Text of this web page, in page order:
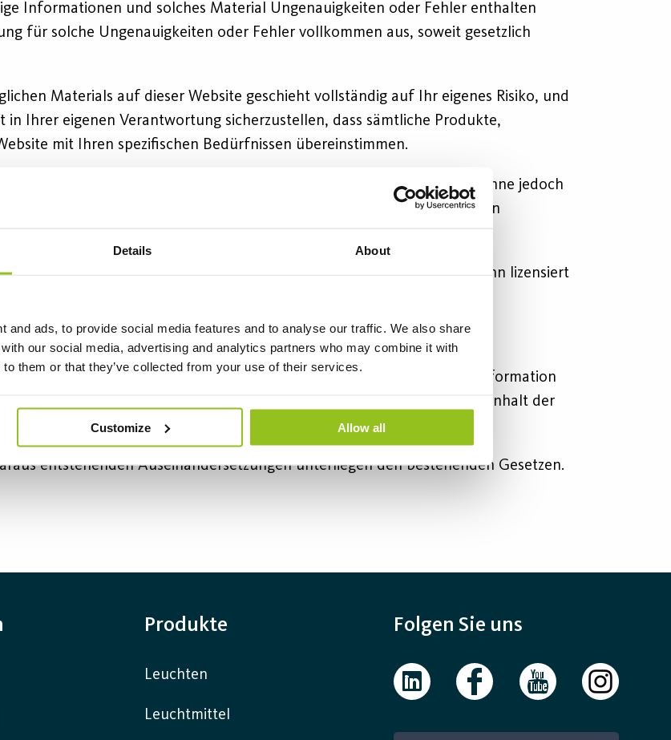
Details About
and ads, to provide social media features and to analyse our traffic. We also share
our social media, advertising and analytics partners who may combine it with
them or that they’ve collected from your use of their services.
Customize Allow all
Informationen und solches Material Ungenauigkeiten oder Fehler enthalten
für solche Ungenauigkeiten oder Fehler vollkommen aus, soweit gesetzlich
Materials auf dieser Website geschieht vollständig auf Ihr eigenes Risiko, und
in Ihrer eigenen Verantwortung sicherzustellen, dass sämtliche Produkte,
mit Ihren spezifischen Bedürfnissen übereinstimmen.
Besitz oder durch uns lizensiert ist. Zu diesem Material gehören, ohne jedoch
Aussehen, Erscheinung und Grafik. Reproduktion ist untersagt, außer in
welcher einen Teil dieser Bedingungen bildet.
die nicht das Eigentum des die Website Betreibenden oder auf ihn lizensiert
führen und/oder eine Straftat sein.
zu anderen Websites enthalten. Diese Links werden zwecks weiterer Information
wir die Website(s) befürworten. Wir sind nicht verantwortlich für den Inhalt der
entstehenden Auseinandersetzungen unterliegen den bestehenden Gesetzen.
Produkte
Leuchten
Leuchtmittel
Folgen Sie uns